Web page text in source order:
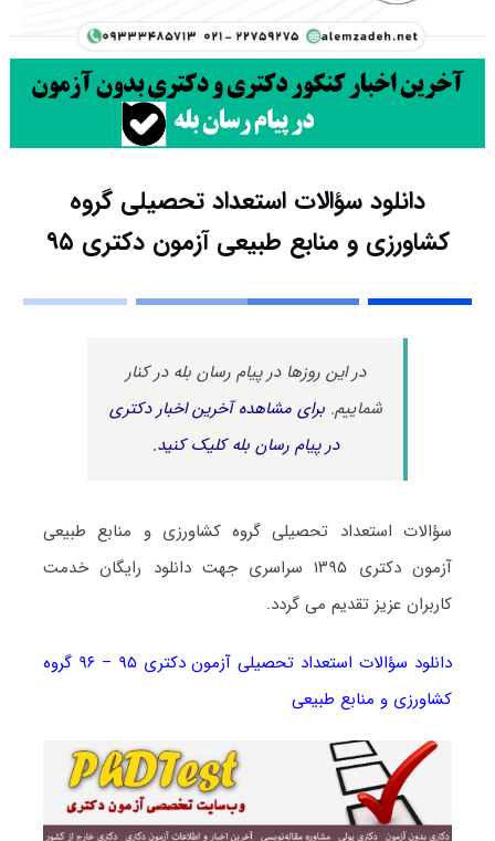
دانلود سؤالات استعداد تحصیلی گروه
کشاورزی و منابع طبیعی آزمون دکتری ۹۵
در این روزها در پیام رسان بله در کنار
شماییم.برای مشاهده آخرین اخبار دکتری
در پیام رسان بله کلیک کنید.
سؤالات استعداد تحصیلی گروه کشاورزی و منابع طبیعی
آزمون دکتری ۱۳۹۵ سراسری جهت دانلود رایگان خدمت
کاربران عزیز تقدیم می گردد.
دانلود سؤالات استعداد تحصیلی آزمون دکتری ۹۵ – ۹۶ گروه
کشاورزی و منابع طبیعی